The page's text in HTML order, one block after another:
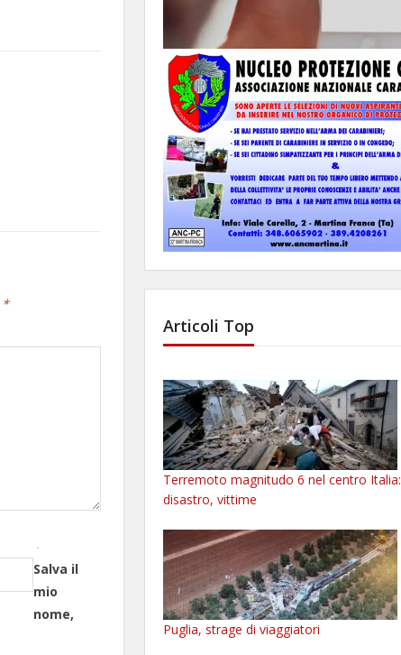
*
Salva il
mio
nome,
Articoli Top
Terremoto magnitudo 6 nel centro Italia:
disastro, vittime
Puglia, strage di viaggiatori